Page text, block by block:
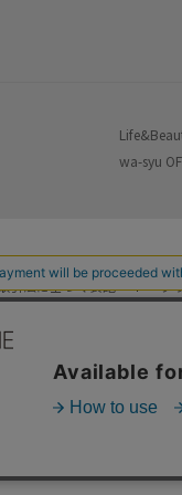
wa-syu
引法に基づく表記 プ